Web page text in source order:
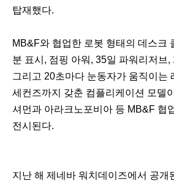
탑재했다.
MB&F와 협업한 로봇 형태의 데스크
분 표시, 점핑 아워, 35일 파워리저브,
그리고 20초마다 눈동자가 움직이는
세컨즈까지 갖춘 컴플리케이션 모델
셔먼과 아라크노포비아 등 MB&F 협
전시된다.
지난 해 제네바 워치데이즈에서 공개